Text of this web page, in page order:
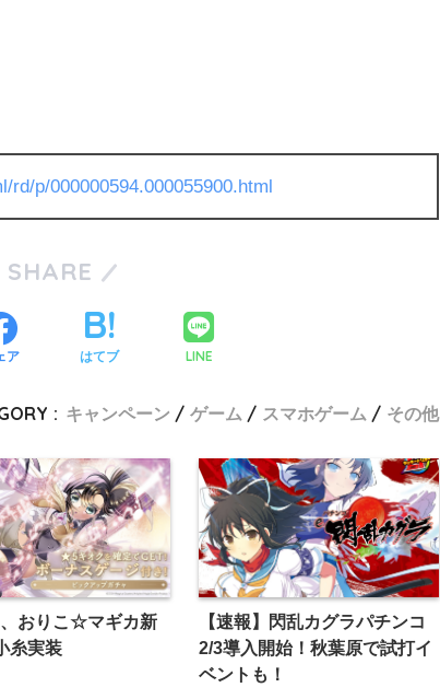
rd/p/000000594.000055900.html
SHARE
ア はてブ LINE
: キャンペーン ゲーム スマホゲーム その他
おりこ☆マギカ新
糸実装
【速報】閃乱カグラパチンコ
2/3導入開始！秋葉原で試打イ
ベントも！